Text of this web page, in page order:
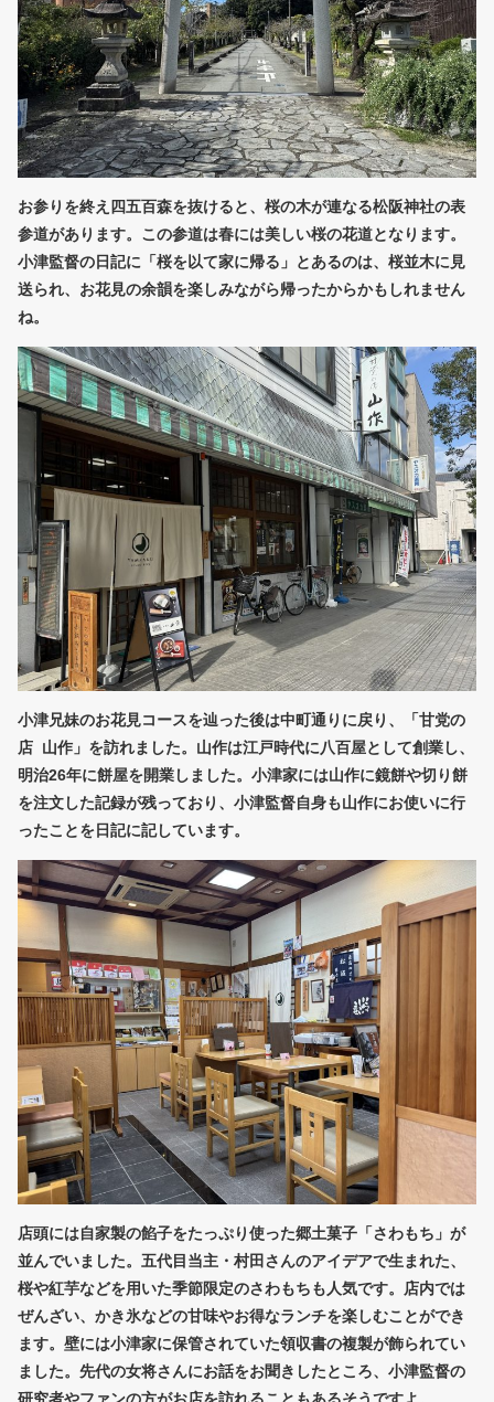
お参りを終え四五百森を抜けると、桜の木が連なる松阪神社の表
参道があります。この参道は春には美しい桜の花道となります。
小津監督の日記に「桜を以て家に帰る」とあるのは、桜並木に見
送られ、お花見の余韻を楽しみながら帰ったからかもしれません
ね。
小津兄妹のお花見コースを辿った後は中町通りに戻り、「甘党の
店 山作」を訪れました。山作は江戸時代に八百屋として創業し、
明治26年に餅屋を開業しました。小津家には山作に鏡餅や切り餅
を注文した記録が残っており、小津監督自身も山作にお使いに行
ったことを日記に記しています。
店頭には自家製の餡子をたっぷり使った郷土菓子「さわもち」が
並んでいました。五代目当主・村田さんのアイデアで生まれた、
桜や紅芋などを用いた季節限定のさわもちも人気です。店内では
ぜんざい、かき氷などの甘味やお得なランチを楽しむことができ
ます。壁には小津家に保管されていた領収書の複製が飾られてい
ました。先代の女将さんにお話をお聞きしたところ、小津監督の